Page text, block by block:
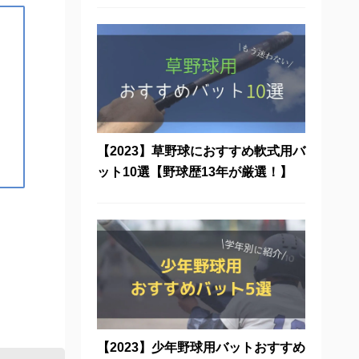
【2023】草野球におすすめ軟式用バ
ット10選【野球歴13年が厳選！】
【2023】少年野球用バットおすすめ